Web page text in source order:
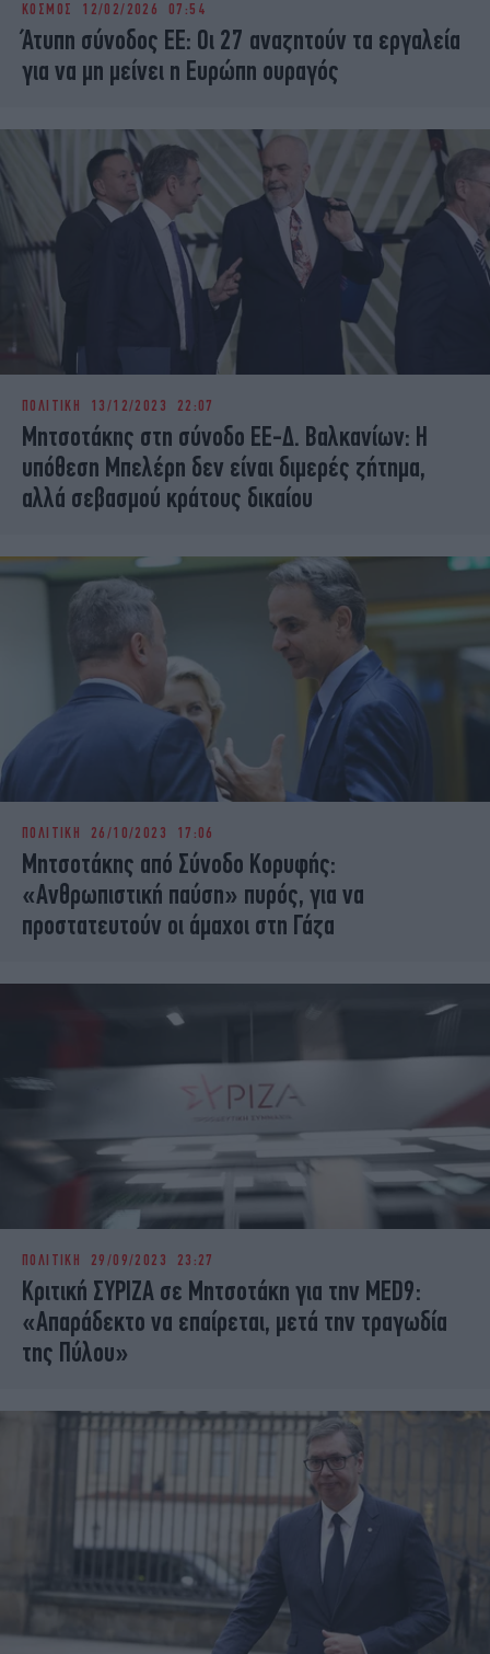
iBOOKS
OSCARS
THE OCEAN
MEDIA
ELAMEFORA
NEWSLETTER
ΚΟΣΜΟΣ 12/02/2026 07:54
Άτυπη σύνοδος ΕΕ: Οι 27 αναζητούν τα εργαλεία
για να μη μείνει η Ευρώπη ουραγός
ΠΟΛΙΤΙΚΗ 13/12/2023 22:07
Μητσοτάκης στη σύνοδο ΕΕ-Δ. Βαλκανίων: Η
υπόθεση Μπελέρη δεν είναι διμερές ζήτημα,
αλλά σεβασμού κράτους δικαίου
ΠΟΛΙΤΙΚΗ 26/10/2023 17:06
Μητσοτάκης από Σύνοδο Κορυφής:
«Ανθρωπιστική παύση» πυρός, για να
προστατευτούν οι άμαχοι στη Γάζα
ΠΟΛΙΤΙΚΗ 29/09/2023 23:27
Κριτική ΣΥΡΙΖΑ σε Μητσοτάκη για την MED9:
«Απαράδεκτο να επαίρεται, μετά την τραγωδία
της Πύλου»